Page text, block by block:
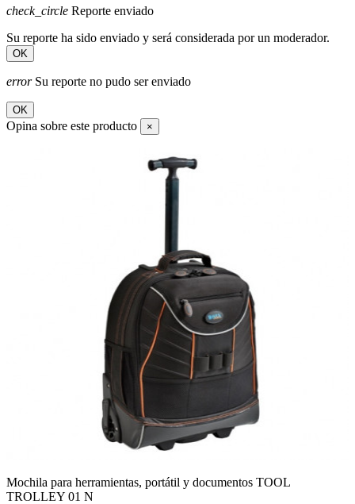
check_circle Reporte enviado
Su reporte ha sido enviado y será considerada por un moderador.
OK
errorSu reporte no pudo ser enviado
OK
Opina sobre este producto ×
Mochila para herramientas, portátil y documentos TOOL
TROLLEY 01 N